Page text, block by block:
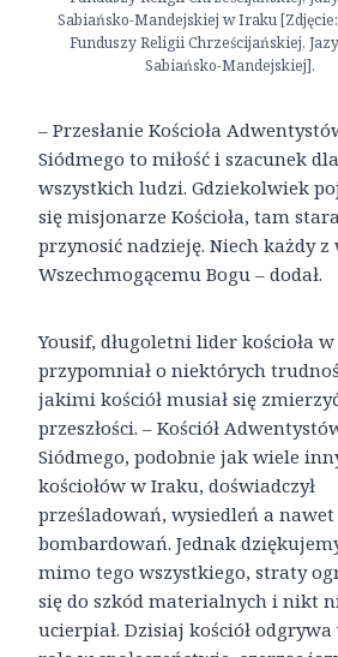
Sabiańsko-Mandejskiej w Iraku
Funduszy Religii Chrześcijańskiej,
Sabiańsko-Mandejskiej].
– Przesłanie Kościoła
Siódmego to miłość i szacunek dla
wszystkich ludzi. Gdziekolwiek
się misjonarze Kościoła, tam
przynosić nadzieję. Niech każdy z
Wszechmogącemu Bogu – dodał.
Yousif, długoletni lider kościoła
przypomniał o niektórych
jakimi kościół musiał się
przeszłości. – Kościół
Siódmego, podobnie jak wiele
kościołów w Iraku, doświadczył
prześladowań, wysiedleń a nawet
bombardowań. Jednak
mimo tego wszystkiego, straty
się do szkód materialnych i nikt
ucierpiał. Dzisiaj kościół